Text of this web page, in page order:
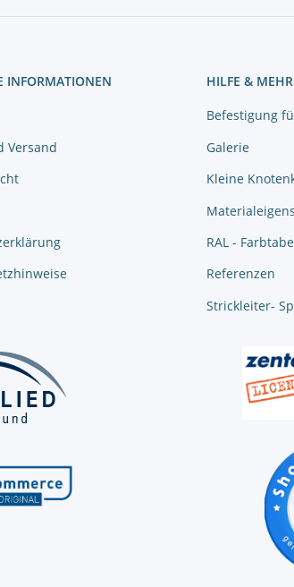
INFORMATIONEN
Versand
HILFE &
Befestigung
Galerie
Kleine
RAL -
Referenzen
Strickleiter-